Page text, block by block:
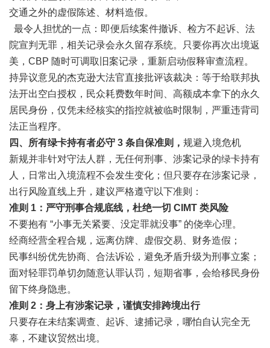
交通之外的虚假陈述、材料造假。
最令人担忧的一点：即便后续案件撤诉、检方不起诉、法
院宣判无罪，相关记录会永久留存系统。只要你再次出境返
美，CBP 随时可调取旧案记录，重新启动假释审查流程。
持异议意见的杰克逊大法官直接批评该裁决：等于给联邦执
法开出空白授权，民众耗费数年时间、高额成本拿下的永久
居民身份，仅凭未经核实的指控就被临时限制，严重违背司
法正当程序。
四、所有绿卡持有者必守 3 条自保准则， 规避入境危机
新规并非针对守法人群，无任何刑事、涉案记录的绿卡持有
人，日常出入境流程不会发生变化；但只要存在涉案记录，
出行风险直线上升，建议严格遵守以下准则：
准则 1：严守刑事合规底线，杜绝一切 CIMT 类风险
不要抱有 “小事无关紧要、没定罪就没事” 的侥幸心理。
经商经营全程合规，远离仿牌、虚假交易、财务造假；
民事纠纷优先协商、合法诉讼，避免矛盾升级为刑事立案；
面对轻罪罚单切勿随意认罪认罚，短期省事，会给移民身份
留下终身隐患。
准则 2：身上有涉案记录，谨慎安排跨境出行
只要存在未结案调查、起诉、逮捕记录，哪怕自认完全无
辜，不建议贸然出境。